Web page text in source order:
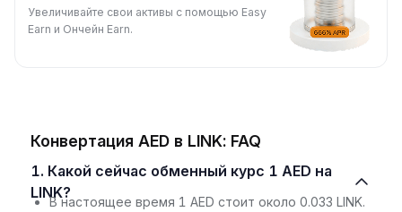
Увеличивайте свои активы с помощью Easy
Earn и Ончейн Earn.
Конвертация AED в LINK: FAQ
1. Какой сейчас обменный курс 1 AED на
LINK?
В настоящее время 1 AED стоит около 0.033 LINK.